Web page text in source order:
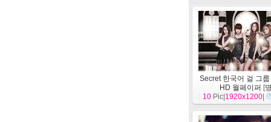
Secret 한국어 걸 그
HD 월페이퍼 [
10 Pic| 1920x1200